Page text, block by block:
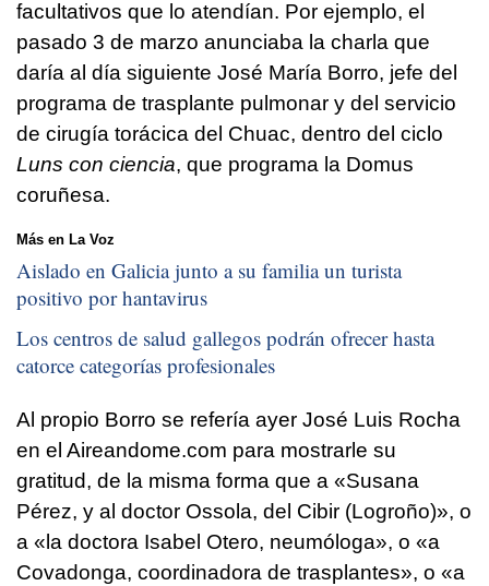
facultativos que lo atendían. Por ejemplo, el
pasado 3 de marzo anunciaba la charla que
daría al día siguiente José María Borro, jefe del
programa de trasplante pulmonar y del servicio
de cirugía torácica del Chuac, dentro del ciclo
Luns con ciencia, que programa la Domus
coruñesa.
Más en La Voz
Aislado en Galicia junto a su familia un turista
positivo por hantavirus
Los centros de salud gallegos podrán ofrecer hasta
catorce categorías profesionales
Al propio Borro se refería ayer José Luis Rocha
en el Aireandome.com para mostrarle su
gratitud, de la misma forma que a «Susana
Pérez, y al doctor Ossola, del Cibir (Logroño)», o
a «la doctora Isabel Otero, neumóloga», o «a
Covadonga, coordinadora de trasplantes», o «a